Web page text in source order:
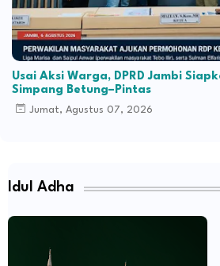
Usai Aksi Warga, DPRD Jambi
Simpang Betung–Pintas
Jumat, Agustus 07, 2026
Idul Adha